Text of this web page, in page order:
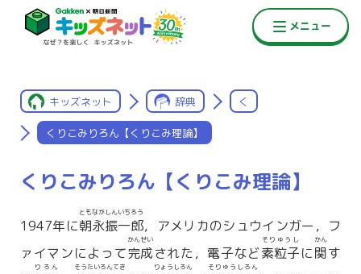
キッズネット 辞典 く
くりこみりろん【くりこみ理論】
くりこみりろん【くりこみ理論】
1947年に朝永振一郎
ともながしんいちろう
，アメリカのシュウインガー，フ
ァイマンによって完成
かんせい
された，電子など素粒子
そりゅうし
に関
かん
す
りろん そうたいろんてき りょうしろん そりゅうしろん